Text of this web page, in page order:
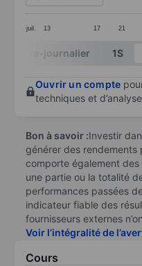
juil. 13 17 21
End of interactive
Intra-journalier 1S
Ouvrir un compte
techniques et
Bon à savoir :Investir
générer des rendements
comporte également
une partie ou la totalité
performances passées
indicateur fiable des
fournisseurs externes
Voir l’intégralité de
Cours